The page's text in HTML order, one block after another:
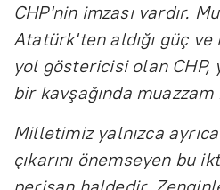
CHP'nin imzası vardır.
Atatürk'ten aldığı güç
yol göstericisi olan
bir kavşağında
Milletimiz yalnızca
çıkarını önemseyen bu